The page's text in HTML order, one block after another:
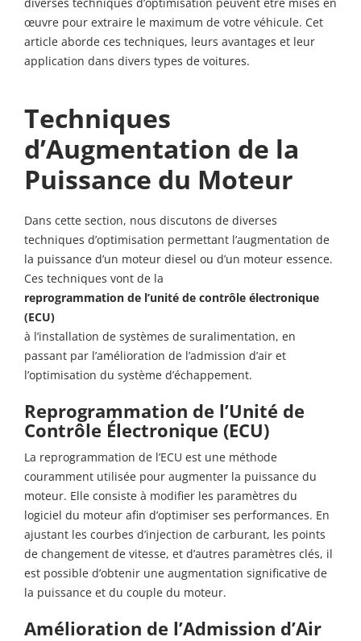
œuvre pour extraire le maximum de votre véhicule. Cet
article aborde ces techniques, leurs avantages et leur
application dans divers types de voitures.
Techniques
d’Augmentation de la
Puissance du Moteur
Dans cette section, nous discutons de diverses
techniques d’optimisation permettant l’augmentation de
la puissance d’un moteur diesel ou d’un moteur essence.
Ces techniques vont de la
reprogrammation de l’unité de contrôle électronique
(ECU)
à l’installation de systèmes de suralimentation, en
passant par l’amélioration de l’admission d’air et
l’optimisation du système d’échappement.
Reprogrammation de l’Unité de
Contrôle Électronique (ECU)
La reprogrammation de l’ECU est une méthode
couramment utilisée pour augmenter la puissance du
moteur. Elle consiste à modifier les paramètres du
logiciel du moteur afin d’optimiser ses performances. En
ajustant les courbes d’injection de carburant, les points
de changement de vitesse, et d’autres paramètres clés, il
est possible d’obtenir une augmentation significative de
la puissance et du couple du moteur.
Amélioration de l’Admission d’Air